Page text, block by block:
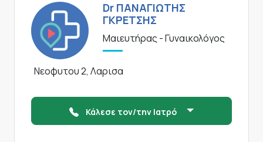
Dr ΠΑΝΑΓΙΩΤΗΣ
ΓΚΡΕΤΣΗΣ
Μαιευτήρας - Γυναικολόγος
Νεοφυτου 2, Λαρισα
Κάλεσε τον/την Ιατρό